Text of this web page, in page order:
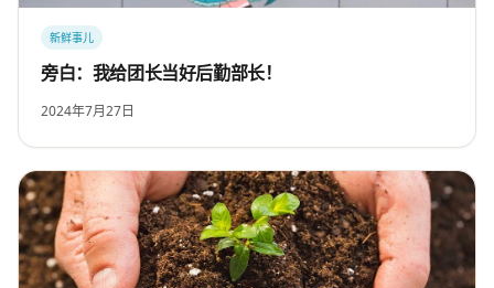
新鲜事儿
旁白：我给团长当好后勤部长！
2024年7月27日